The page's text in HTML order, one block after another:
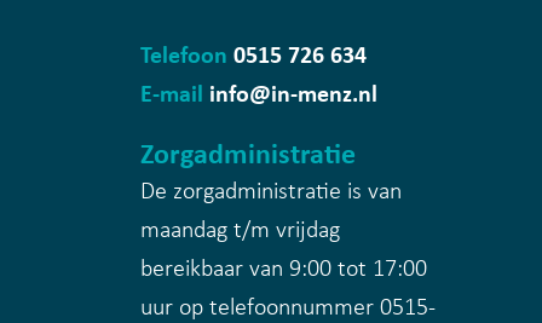
Telefoon 0515 726 634
E-mail info@in-menz.nl
Zorgadministratie
De zorgadministratie is van
maandag t/m vrijdag
bereikbaar van 9:00 tot 17:00
uur op telefoonnummer 0515-